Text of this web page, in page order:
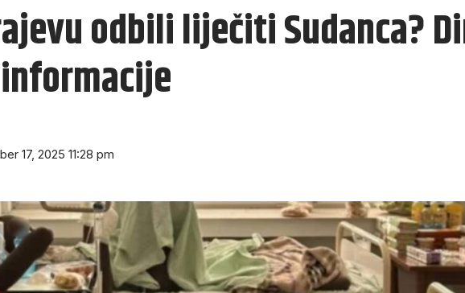
odbili liječiti Sudanca?
17, 2025 11:28 pm